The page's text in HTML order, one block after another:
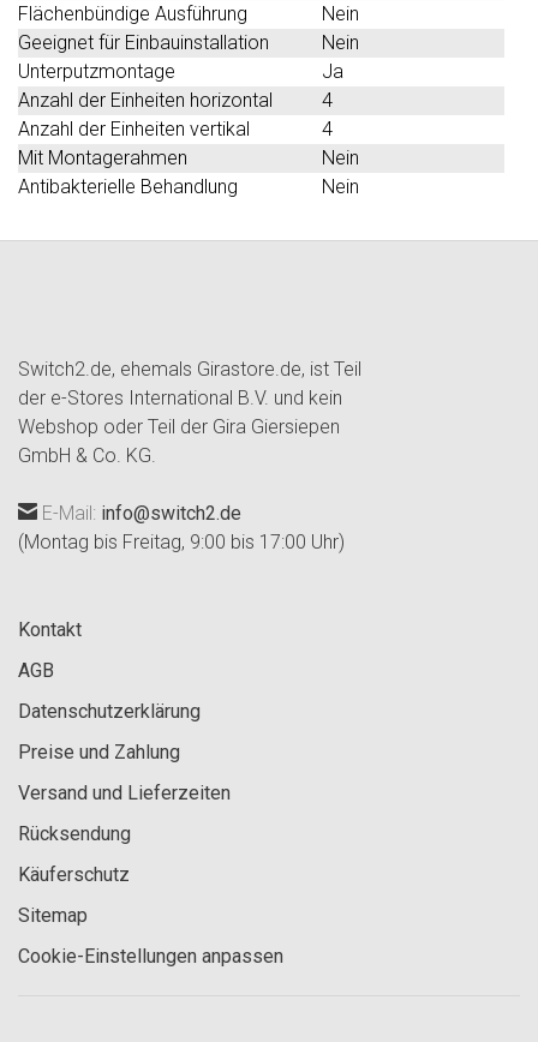
Flächenbündige Ausführung
Nein
Geeignet für Einbauinstallation
Nein
Unterputzmontage
Ja
Anzahl der Einheiten horizontal
4
Anzahl der Einheiten vertikal
4
Mit Montagerahmen
Nein
Antibakterielle Behandlung
Nein
Switch2.de, ehemals Girastore.de, ist Teil
der e-Stores International B.V. und kein
Webshop oder Teil der Gira Giersiepen
GmbH & Co. KG.
E-Mail: info@switch2.de
(Montag bis Freitag, 9:00 bis 17:00 Uhr)
Kontakt
AGB
Datenschutzerklärung
Preise und Zahlung
Versand und Lieferzeiten
Rücksendung
Käuferschutz
Sitemap
Cookie-Einstellungen anpassen